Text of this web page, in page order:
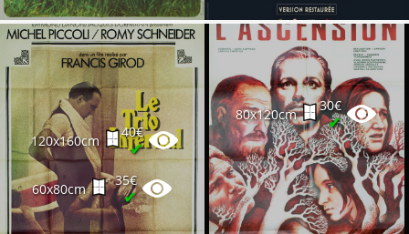
120x160cm
40€
✔
60x80cm
35€
✔
80x120cm
30€
✔